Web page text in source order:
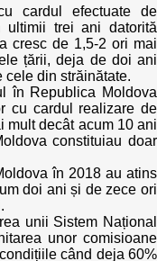
cardul efectuate de
ultimii trei ani datorită
cresc de 1,5-2 ori mai
țării, deja de doi ani
cele din străinătate.
în Republica Moldova
cu cardul realizare de
mult decât acum 10 ani
constituiau doar
în 2018 au atins
doi ani și de zece ori
unii Sistem Național
unor comisioane
când deja 60%